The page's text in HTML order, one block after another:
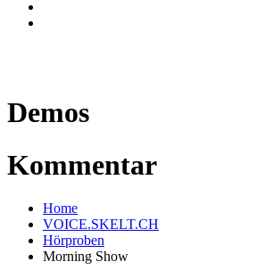
Demos
Kommentar
Home
VOICE.SKELT.CH
Hörproben
Morning Show